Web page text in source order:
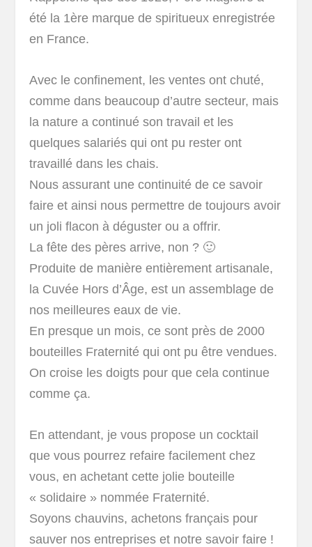
été la 1ère marque de spiritueux enregistrée
en France.
Avec le confinement, les ventes ont chuté,
comme dans beaucoup d’autre secteur, mais
la nature a continué son travail et les
quelques salariés qui ont pu rester ont
travaillé dans les chais.
Nous assurant une continuité de ce savoir
faire et ainsi nous permettre de toujours avoir
un joli flacon à déguster ou a offrir.
La fête des pères arrive, non ? 🙂
Produite de manière entièrement artisanale,
la Cuvée Hors d’Âge, est un assemblage de
nos meilleures eaux de vie.
En presque un mois, ce sont près de 2000
bouteilles Fraternité qui ont pu être vendues.
On croise les doigts pour que cela continue
comme ça.
En attendant, je vous propose un cocktail
que vous pourrez refaire facilement chez
vous, en achetant cette jolie bouteille
« solidaire » nommée Fraternité.
Soyons chauvins, achetons français pour
sauver nos entreprises et notre savoir faire !